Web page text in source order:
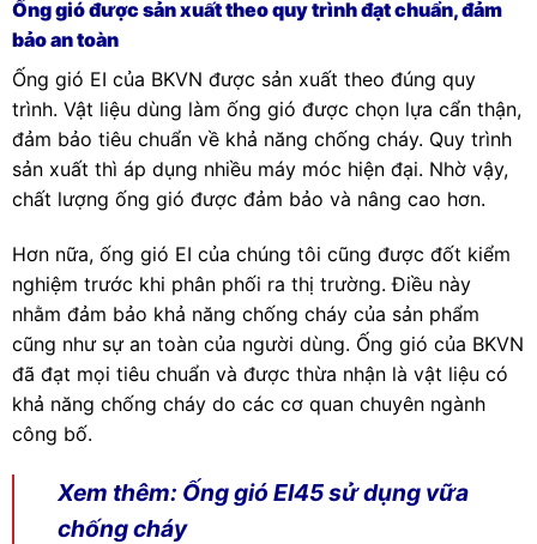
Ống gió được sản xuất theo quy trình đạt chuẩn, đảm
bảo an toàn
Ống gió EI của BKVN được sản xuất theo đúng quy
trình. Vật liệu dùng làm ống gió được chọn lựa cẩn thận,
đảm bảo tiêu chuẩn về khả năng chống cháy. Quy trình
sản xuất thì áp dụng nhiều máy móc hiện đại. Nhờ vậy,
chất lượng ống gió được đảm bảo và nâng cao hơn.
Hơn nữa, ống gió EI của chúng tôi cũng được đốt kiểm
nghiệm trước khi phân phối ra thị trường. Điều này
nhằm đảm bảo khả năng chống cháy của sản phẩm
cũng như sự an toàn của người dùng. Ống gió của BKVN
đã đạt mọi tiêu chuẩn và được thừa nhận là vật liệu có
khả năng chống cháy do các cơ quan chuyên ngành
công bố.
Xem thêm: Ống gió EI45 sử dụng vữa
chống cháy